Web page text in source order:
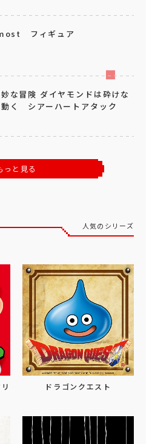
フィギュア
妙な冒険 ダイヤモンドは砕けな
く シアーハートアタック
っと見る
人気のシリーズ
ドラゴンクエスト